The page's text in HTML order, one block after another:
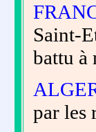
Saint-
battu à
par les